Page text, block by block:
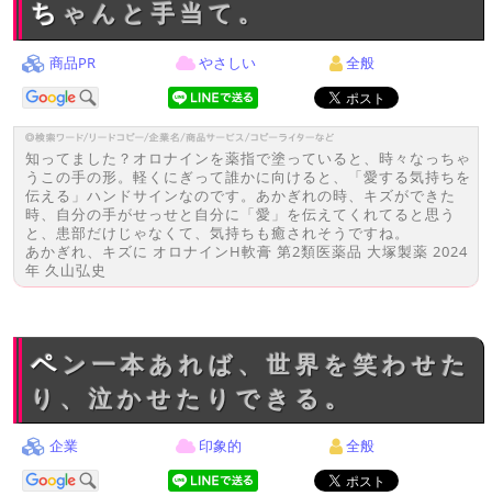
ちゃんと手当て。
商品PR やさしい 全般
知ってました？オロナインを薬指で塗っていると、時々なっちゃ
うこの手の形。軽くにぎって誰かに向けると、「愛する気持ちを
伝える」ハンドサインなのです。あかぎれの時、キズができた
時、自分の手がせっせと自分に「愛」を伝えてくれてると思う
と、患部だけじゃなくて、気持ちも癒されそうですね。
あかぎれ、キズに オロナインH軟膏 第2類医薬品 大塚製薬 2024
年 久山弘史
ペン一本あれば、世界を笑わせた
り、泣かせたりできる。
企業 印象的 全般